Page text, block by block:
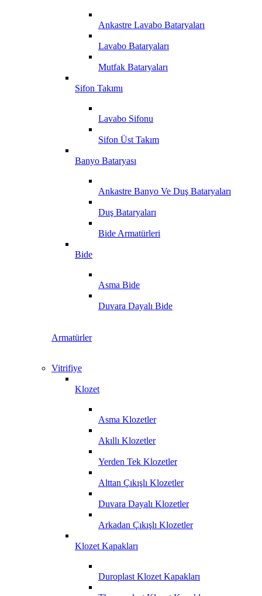
Ankastre Lavabo Bataryaları
Lavabo Bataryaları
Mutfak Bataryaları
Sifon Takımı
Lavabo Sifonu
Sifon Üst Takım
Banyo Bataryası
Ankastre Banyo Ve Duş Bataryaları
Duş Bataryaları
Bide Armatürleri
Bide
Asma Bide
Duvara Dayalı Bide
Armatürler
Vitrifiye
Klozet
Asma Klozetler
Akıllı Klozetler
Yerden Tek Klozetler
Alttan Çıkışlı Klozetler
Duvara Dayalı Klozetler
Arkadan Çıkışlı Klozetler
Klozet Kapakları
Duroplast Klozet Kapakları